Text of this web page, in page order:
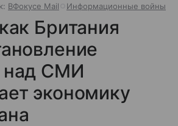
ВФокусе Mail Информационные войны
Британия
над СМИ
экономику